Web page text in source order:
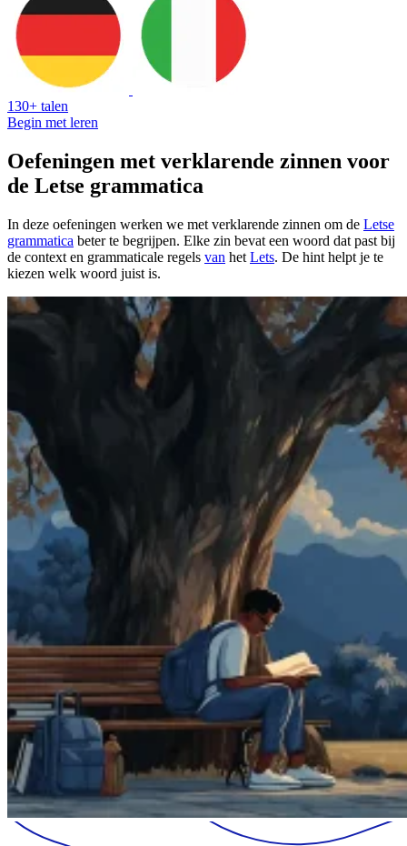
130+ talen
Begin met leren
Oefeningen met verklarende zinnen voor
de Letse grammatica
In deze oefeningen werken we met verklarende zinnen om de Letse
grammatica beter te begrijpen. Elke zin bevat een woord dat past bij
de context en grammaticale regels van het Lets. De hint helpt je te
kiezen welk woord juist is.